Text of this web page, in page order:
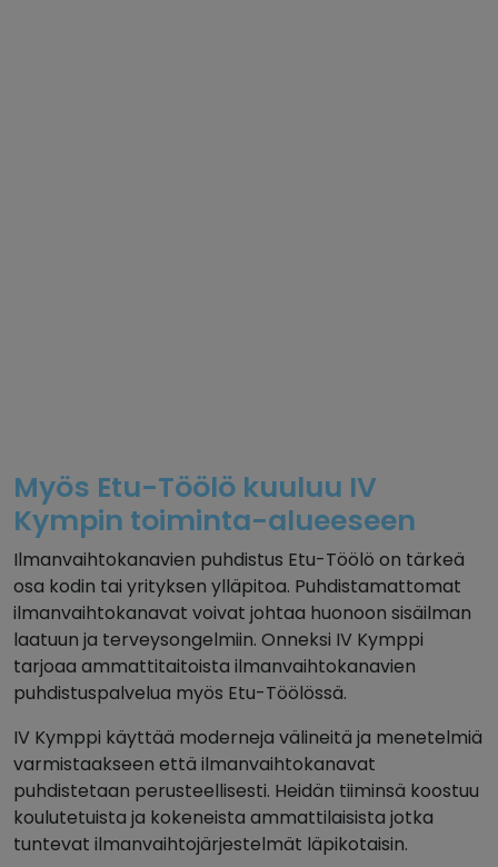
Myös Etu-Töölö kuuluu IV
Kympin toiminta-alueeseen
Ilmanvaihtokanavien puhdistus Etu-Töölö on tärkeä
osa kodin tai yrityksen ylläpitoa. Puhdistamattomat
ilmanvaihtokanavat voivat johtaa huonoon sisäilman
laatuun ja terveysongelmiin. Onneksi IV Kymppi
tarjoaa ammattitaitoista ilmanvaihtokanavien
puhdistuspalvelua myös Etu-Töölössä.
IV Kymppi käyttää moderneja välineitä ja menetelmiä
varmistaakseen että ilmanvaihtokanavat
puhdistetaan perusteellisesti. Heidän tiiminsä koostuu
koulutetuista ja kokeneista ammattilaisista jotka
tuntevat ilmanvaihtojärjestelmät läpikotaisin.